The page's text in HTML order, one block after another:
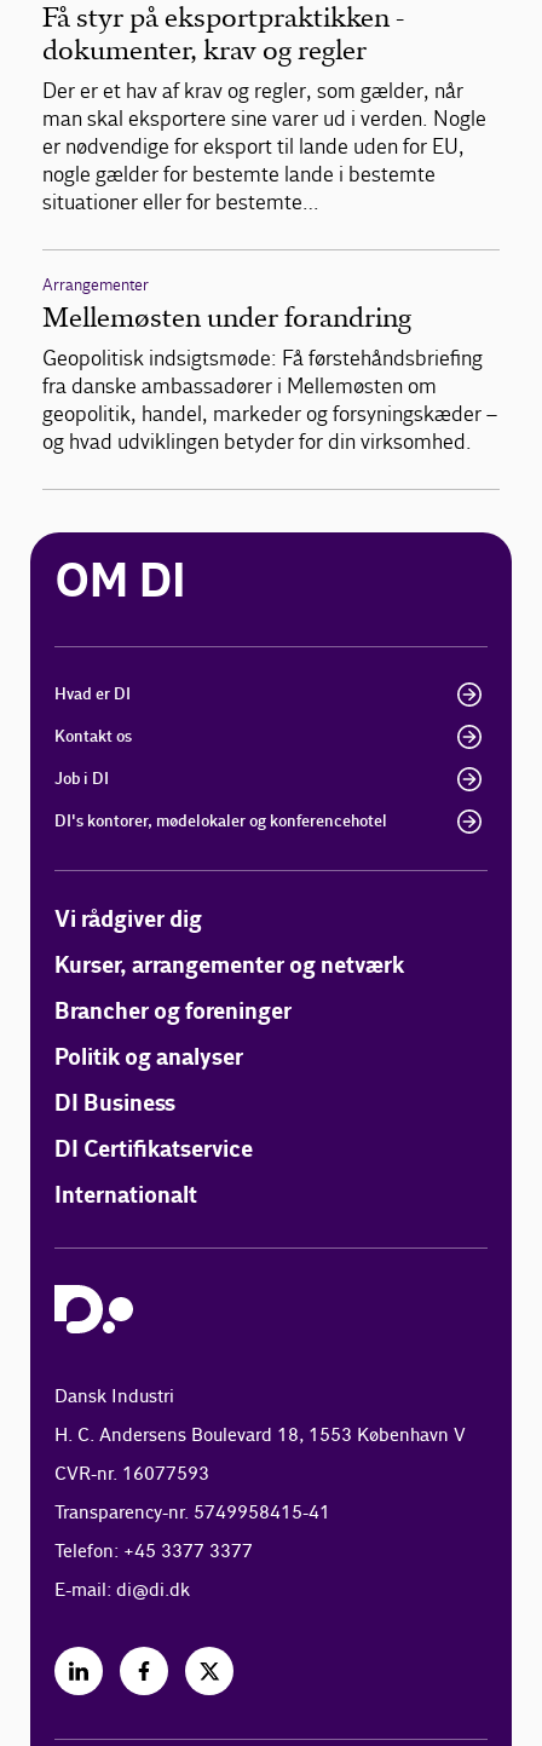
Få styr på eksportpraktikken -
dokumenter, krav og regler
Der er et hav af krav og regler, som gælder, når
man skal eksportere sine varer ud i verden. Nogle
er nødvendige for eksport til lande uden for EU,
nogle gælder for bestemte lande i bestemte
situationer eller for bestemte…
Arrangementer
Mellemøsten under forandring
Geopolitisk indsigtsmøde: Få førstehåndsbriefing
fra danske ambassadører i Mellemøsten om
geopolitik, handel, markeder og forsyningskæder –
og hvad udviklingen betyder for din virksomhed.
OM DI
Hvad er DI
Kontakt os
Job i DI
DI's kontorer, mødelokaler og konferencehotel
Vi rådgiver dig
Kurser, arrangementer og netværk
Brancher og foreninger
Politik og analyser
DI Business
DI Certifikatservice
Internationalt
Dansk Industri
H. C. Andersens Boulevard 18, 1553 København V
CVR-nr. 16077593
Transparency-nr. 5749958415-41
Telefon: +45 3377 3377
E-mail:di@di.dk